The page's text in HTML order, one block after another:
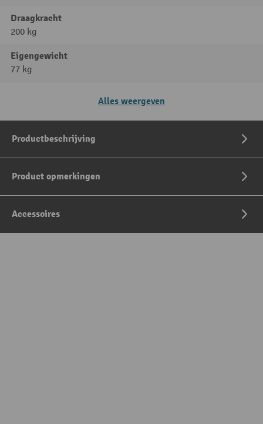
Draagkracht
200 kg
Eigengewicht
77 kg
Alles weergeven
Productbeschrijving
Product opmerkingen
Accessoires